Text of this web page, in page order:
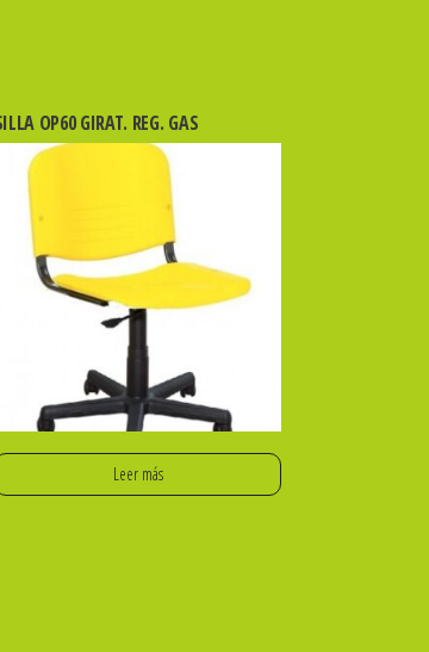
OP60 GIRAT. REG. GAS
Leer más